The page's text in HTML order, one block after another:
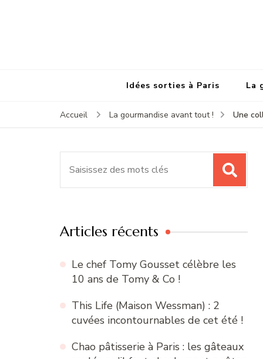
Idées sorties à Paris La
Accueil La gourmandise avant tout ! Une
Articles récents
Le chef Tomy Gousset célèbre les
10 ans de Tomy & Co !
This Life (Maison Wessman) : 2
cuvées incontournables de cet été !
Chao pâtisserie à Paris : les gâteaux